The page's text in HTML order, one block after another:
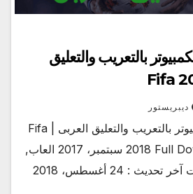
بالتعريب والتعليق
ديبريستور
تحميل لعبة فيفا للكمبيوتر بالتعريب والتعليق العربى | Fifa
2018 Full Download Ibrahim 30 سبتمبر، 2017 العاب,
العاب رياضة 3 تعليقات آخر تحديث : 24 أغسطس، 2018